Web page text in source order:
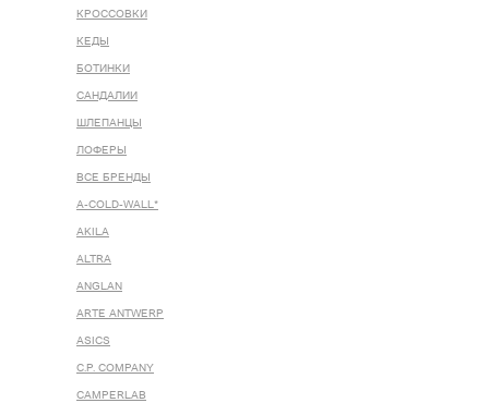
КРОССОВКИ
КЕДЫ
БОТИНКИ
САНДАЛИИ
ШЛЕПАНЦЫ
ЛОФЕРЫ
ВСЕ БРЕНДЫ
A-COLD-WALL*
AKILA
ALTRA
ANGLAN
ARTE ANTWERP
ASICS
C.P. COMPANY
CAMPERLAB